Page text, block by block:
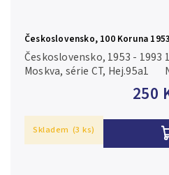
Československo, 100 Koruna
Hej.95a1
250
Československo, 1953 - 1993
Moskva, série CT, Hej.95a1
Skladem (3 ks)